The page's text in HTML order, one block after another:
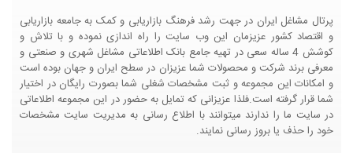
پرتال مشاغل ایران در جهت رشد فرهنگ بازاریابی و کمک به جامعه بازاریابی
و اقتصاد کشور عزیزمان این وب سایت را راه اندازی نموده و با تلاش و
کوشش 4 ساله سعی در تهیه جامع بانک اطلاعاتی مشاغل شهری و صنعتی و
معرفی برند شرکت و محصولات شما عزیزان در سطح ایران و جهان بوده است
و امکانات این مجموعه و ثبت مشخصات شغلی شما بصورت رایگان در اختیار
شما قرار گرفته است.فلذا عزیزانی که تمایل به حضور در این مجموعه اطلاعاتی
در سایت ما را ندارند میتوانند با اطلاع رسانی به مدیریت سایت مشخصات
خود را حذف یا بروز رسانی نمایند.